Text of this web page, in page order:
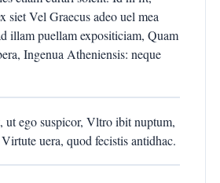
siet Vel Graecus adeo uel mea
illam puellam expositiciam, Quam
Ingenua Atheniensis: neque
ut ego suspicor, Vltro ibit nuptum,
uera, quod fecistis antidhac.